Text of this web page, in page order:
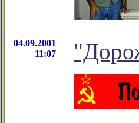
04.09.2001
11:07